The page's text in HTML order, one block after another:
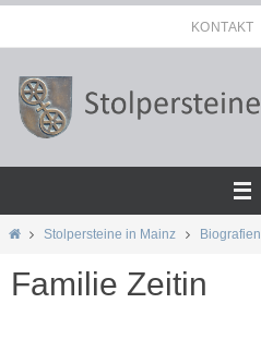
Inhalt
springen
KONTAKT
StartStolpersteine in Mainz Biografien
Familie Zeitin